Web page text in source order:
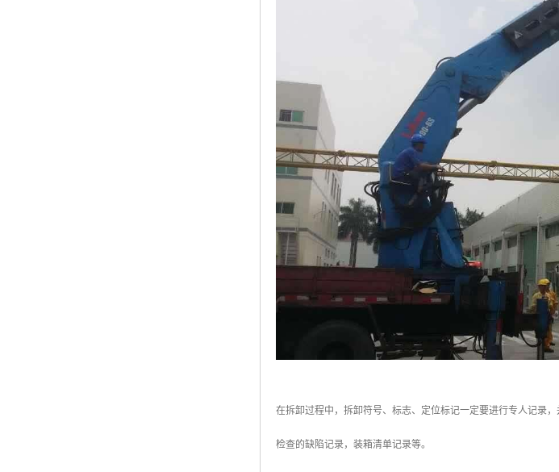
在拆卸过程中，拆卸符号、标志、定位标记一定要进行专人记录
检查的缺陷记录，装箱清单记录等。